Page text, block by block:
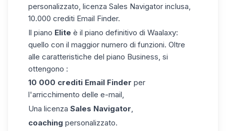
personalizzato, licenza Sales Navigator inclusa,
10.000 crediti Email Finder.
Il piano Elite è il piano definitivo di Waalaxy:
quello con il maggior numero di funzioni. Oltre
alle caratteristiche del piano Business, si
ottengono :
10 000 crediti Email Finder per
l'arricchimento delle e-mail,
Una licenza Sales Navigator,
coaching personalizzato.